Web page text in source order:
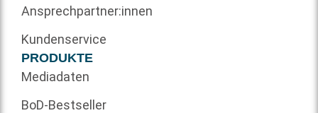
Ansprechpartner:innen
Kundenservice
PRODUKTE
Mediadaten
BoD-Bestseller